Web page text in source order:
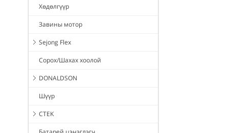
Хөдөлгүүр
Завины мотор
Sejong Flex
Сорох/Шахах хоолой
DONALDSON
Шүүр
CTEK